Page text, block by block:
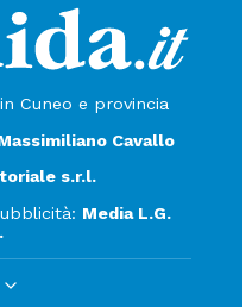
Cuneo e provincia
Cavallo
s.r.l.
Media L.G.